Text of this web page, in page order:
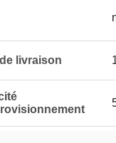
livraison